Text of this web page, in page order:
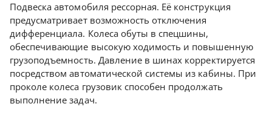
Подвеска автомобиля рессорная. Её конструкция
предусматривает возможность отключения
дифференциала. Колеса обуты в спецшины,
обеспечивающие высокую ходимость и повышенную
грузоподъемность. Давление в шинах корректируется
посредством автоматической системы из кабины. При
проколе колеса грузовик способен продолжать
выполнение задач.